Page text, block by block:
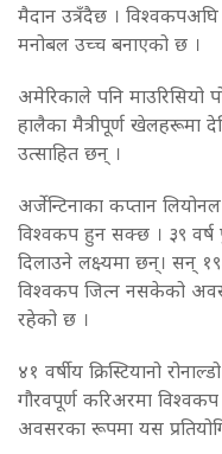
मैदान उत्रँदैछ । विश्वकपअघि
मनोबल उच्च बनाएको छ ।
अमेरिकाले पनि माउरिसियो
हालैका मैत्रीपूर्ण खेलहरूमा
उत्साहित छन् ।
अर्जेन्टिनाका कप्तान
विश्वकप हुन सक्छ । ३९ वर्ष
दिलाउने लक्ष्यमा छन्। सन्
विश्वकप जित्न नसकेको
रहेको छ ।
४१ वर्षीय क्रिस्टियानो
गौरवपूर्ण करिअरमा
अवसरका रूपमा यस